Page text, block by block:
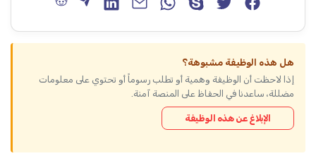
هل هذه الوظيفة مشبوهة؟
إذا لاحظت أن الوظيفة وهمية أو تطلب رسوماً أو تحتوي على معلومات
مضللة، ساعدنا في الحفاظ على المنصة آمنة.
الإبلاغ عن هذه الوظيفة